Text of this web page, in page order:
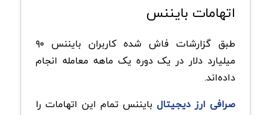
اتهامات بایننس
طبق گزارشات فاش شده کاربران بایننس ۹۰
میلیارد دلار در یک دوره یک ماهه معامله انجام
داده‌اند.
صرافی ارز دیجیتال بایننس تمام این اتهامات را